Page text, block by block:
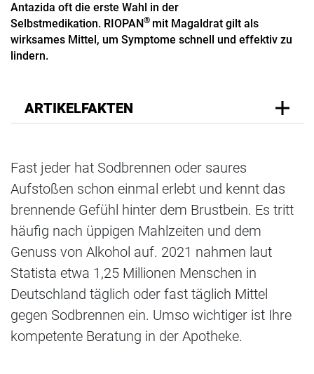
Antazida oft die erste Wahl in der
Selbstmedikation. RIOPAN® mit Magaldrat gilt als
wirksames Mittel, um Symptome schnell und effektiv zu
lindern.
ARTIKELFAKTEN
Fast jeder hat Sodbrennen oder saures
Aufstoßen schon einmal erlebt und kennt das
brennende Gefühl hinter dem Brustbein. Es tritt
häufig nach üppigen Mahlzeiten und dem
Genuss von Alkohol auf. 2021 nahmen laut
Statista etwa 1,25 Millionen Menschen in
Deutschland täglich oder fast täglich Mittel
gegen Sodbrennen ein. Umso wichtiger ist Ihre
kompetente Beratung in der Apotheke.